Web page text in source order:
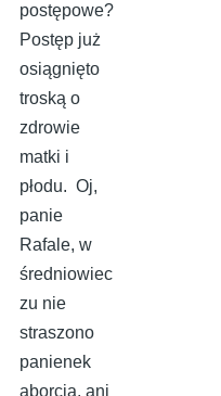
postępowe?
Postęp już
osiągnięto
troską o
zdrowie
matki i
płodu. Oj,
panie
Rafale, w
średniowiec
zu nie
straszono
panienek
aborcją, ani